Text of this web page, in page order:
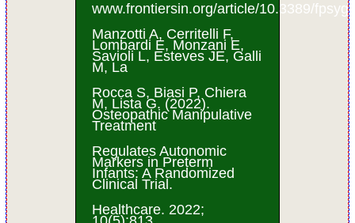
www.frontiersin.org/article/10.3389/
Manzotti A, Cerritelli F,
Lombardi E, Monzani E,
Savioli L, Esteves JE, Galli
M, La
Rocca S, Biasi P, Chiera
M, Lista G. (2022).
Osteopathic Manipulative
Treatment
Regulates Autonomic
Markers in Preterm
Infants: A Randomized
Clinical Trial.
Healthcare. 2022;